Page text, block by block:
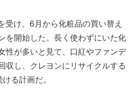
け、6月から化粧品の買い替え
を開始した。長く使わずにいた化
性が多いと見て、口紅やファンデ
収し、クレヨンにリサイクルする
る計画だ。